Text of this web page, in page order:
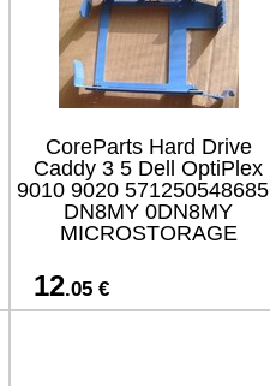
CoreParts Hard Drive
Caddy 3 5 Dell OptiPlex
9010 9020
DN8MY 0DN8MY
MICROSTORAGE
12.05 €